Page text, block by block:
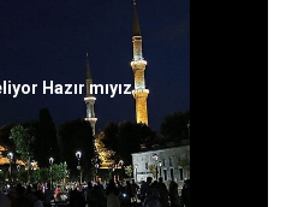
Hazır mıyız